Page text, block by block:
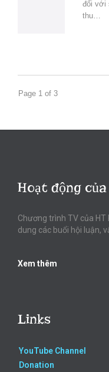
đối với
thu…
Page 1 of 3
Hoạt động
Chương trình TV của
dung các buổi hội luận,
Xem thêm
Links
YouTube Channel
Donation